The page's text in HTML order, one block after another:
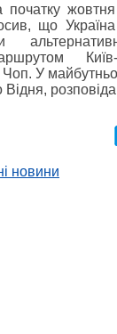
жовтня
що
Чоп. У
новини